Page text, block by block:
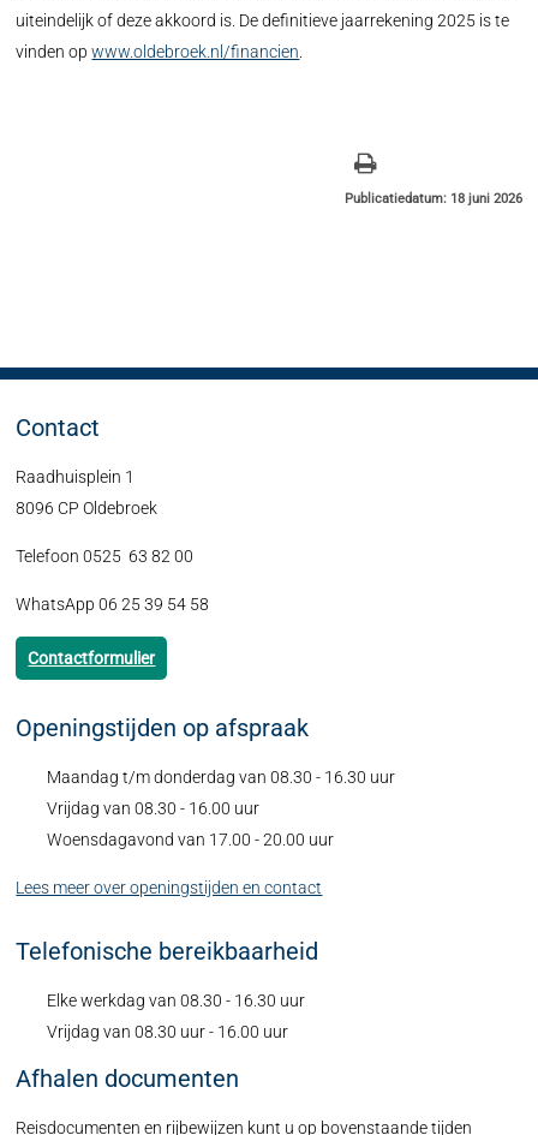
uiteindelijk of deze akkoord is. De definitieve jaarrekening 2025 is te
vinden opwww.oldebroek.nl/financien
Publicatiedatum: 18 juni 2026
Contact
Raadhuisplein 1
8096 CP Oldebroek
Telefoon 0525 63 82 00
WhatsApp 06 25 39 54 58
Contactformulier
Openingstijden op afspraak
Maandag t/m donderdag van 08.30 - 16.30 uur
Vrijdag van 08.30 - 16.00 uur
Woensdagavond van 17.00 - 20.00 uur
Lees meer over openingstijden en contact
Telefonische bereikbaarheid
Elke werkdag van 08.30 - 16.30 uur
Vrijdag van 08.30 uur - 16.00 uur
Afhalen documenten
Reisdocumenten en rijbewijzen kunt u op bovenstaande tijden